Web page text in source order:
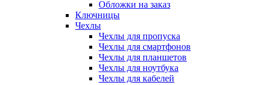
Обложки на заказ
Ключницы
Чехлы
Чехлы для пропуска
Чехлы для смартфонов
Чехлы для планшетов
Чехлы для ноутбука
Чехлы для кабелей